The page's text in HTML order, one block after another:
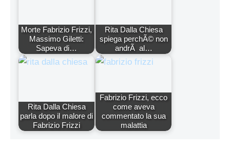
Morte Fabrizio Frizzi,
Massimo Giletti:
Sapeva di…
Rita Dalla Chiesa
spiega perchÃ© non
andrÃ al…
Rita Dalla Chiesa
parla dopo il malore di
Fabrizio Frizzi
Fabrizio Frizzi, ecco
come aveva
commentato la sua
malattia